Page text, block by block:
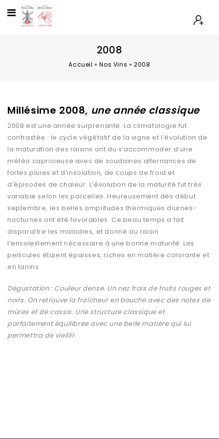
2008
Accueil »Nos Vins »2008
Millésime 2008, une année classique
2008 est une année surprenante. La climatologie fut
contrastée : le cycle végétatif de la vigne et l’évolution de
la maturation des raisins ont du s’accommoder d’une
météo capricieuse avec de soudaines alternances de
fortes pluies et d’insolation, de coups de froid et
d’épisodes de chaleur. L’évolution de la maturité fut très
variable selon les parcelles. Heureusement dès début
septembre, les belles amplitudes thermiques diurnes-
nocturnes ont été favorables. Ce beau temps a fait
disparaître les maladies, et donné au raisin
l’ensoleillement nécessaire à une bonne maturité. Les
pellicules étaient épaisses, riches en matière colorante et
en tanins
Dégustation : Couleur dense. Un nez frais de fruits rouges et
noirs. On retrouve la fraîcheur en bouche avec des notes de
mûres et de cassis. Une structure classique et
parfaitement équilibrée avec une belle matière qui lui
permettra de vieillir.